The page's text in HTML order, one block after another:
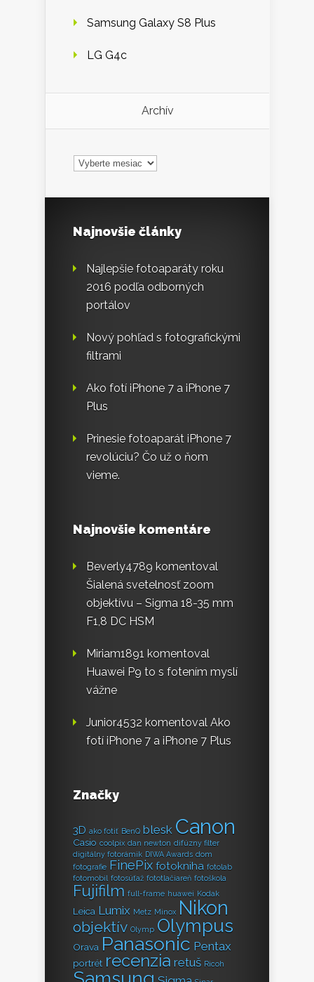
Samsung Galaxy S8 Plus
LG G4c
Archív
Archív
Najnovšie články
Najlepšie fotoaparáty roku
2016 podľa odborných
portálov
Nový pohľad s fotografickými
filtrami
Ako fotí iPhone 7 a iPhone 7
Plus
Prinesie fotoaparát iPhone 7
revolúciu? Čo už o ňom
vieme.
Najnovšie komentáre
Beverly4789 komentoval
Šialená svetelnosť zoom
objektívu – Sigma 18-35 mm
F1,8 DC HSM
Miriam1891 komentoval
Huawei P9 to s fotením myslí
vážne
Junior4532 komentoval Ako
fotí iPhone 7 a iPhone 7 Plus
Značky
3D ako fotiť BenQ blesk Canon
Casio coolpix dan newton difúzny filter
digitálny fotorámik DIWA Awards dom
fotografie FinePix fotokniha fotolab
fotomobil fotosúťaž fototlačiareň fotoškola
Fujifilm full-frame huawei Kodak
Leica Lumix Metz Minox Nikon
objektív Olymp Olympus
Orava Panasonic Pentax
portrét recenzia retuš Ricoh